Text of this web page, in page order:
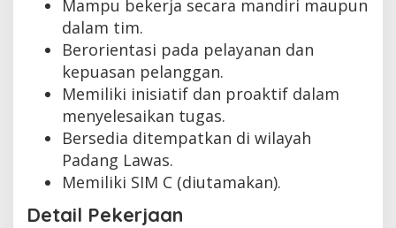
Mampu bekerja secara mandiri maupun
dalam tim.
Berorientasi pada pelayanan dan
kepuasan pelanggan.
Memiliki inisiatif dan proaktif dalam
menyelesaikan tugas.
Bersedia ditempatkan di wilayah
Padang Lawas.
Memiliki SIM C (diutamakan).
Detail Pekerjaan